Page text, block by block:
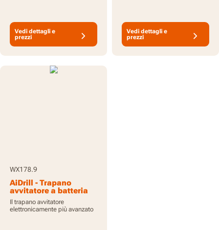
Vedi dettagli e
prezzi
Vedi dettagli e
prezzi
WX178.9
AiDrill - Trapano
avvitatore a batteria
20V - senza batterie e
caricabatteria
Il trapano avvitatore
elettronicamente più avanzato